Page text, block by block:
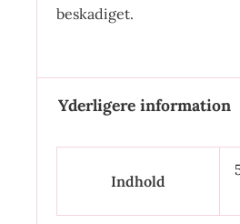
beskadiget.
Yderligere information
Indhold